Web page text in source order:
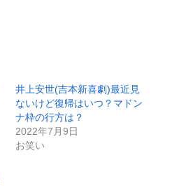
井上安世(吉本新喜劇)最近見
ないけど復帰はいつ？マドン
ナ枠の行方は？
2022年7月9日
お笑い